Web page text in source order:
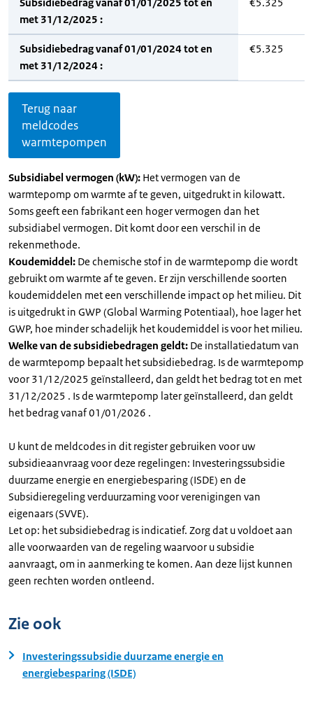
met 31/12/2025 :
Subsidiebedrag vanaf 01/01/2024 tot en
met 31/12/2024 :
€5.325
Terug naar
meldcodes
warmtepompen
Subsidiabel vermogen (kW): Het vermogen van de
warmtepomp om warmte af te geven, uitgedrukt in kilowatt.
Soms geeft een fabrikant een hoger vermogen dan het
subsidiabel vermogen. Dit komt door een verschil in de
rekenmethode.
Koudemiddel: De chemische stof in de warmtepomp die wordt
gebruikt om warmte af te geven. Er zijn verschillende soorten
koudemiddelen met een verschillende impact op het milieu. Dit
is uitgedrukt in GWP (Global Warming Potentiaal), hoe lager het
GWP, hoe minder schadelijk het koudemiddel is voor het milieu.
Welke van de subsidiebedragen geldt: De installatiedatum van
de warmtepomp bepaalt het subsidiebedrag. Is de warmtepomp
voor 31/12/2025 geïnstalleerd, dan geldt het bedrag tot en met
31/12/2025 . Is de warmtepomp later geïnstalleerd, dan geldt
het bedrag vanaf 01/01/2026 .
U kunt de meldcodes in dit register gebruiken voor uw
subsidieaanvraag voor deze regelingen: Investeringssubsidie
duurzame energie en energiebesparing (ISDE) en de
Subsidieregeling verduurzaming voor verenigingen van
eigenaars (SVVE).
Let op: het subsidiebedrag is indicatief. Zorg dat u voldoet aan
alle voorwaarden van de regeling waarvoor u subsidie
aanvraagt, om in aanmerking te komen. Aan deze lijst kunnen
geen rechten worden ontleend.
Zie ook
Investeringssubsidie duurzame energie en
energiebesparing (ISDE)